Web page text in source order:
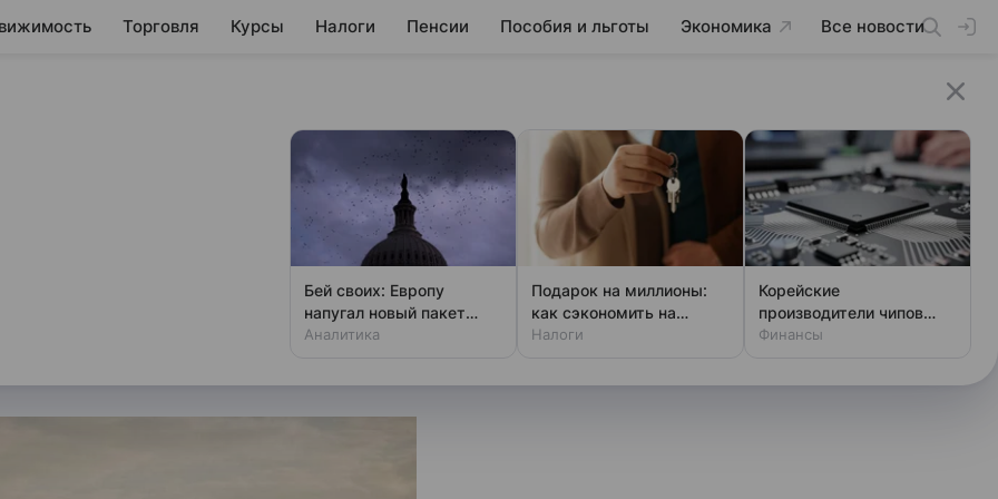
Торговля Курсы Налоги Пенсии Пособия и льготы Экономика Все новости
в Нью-Йорке
изменит маршрутную сеть
Бей своих: Европу
напугал новый пакет
«адских санкций» США
Аналитика
Подарок на миллионы:
как сэкономить на
налоге
Налоги
Корейские
производители чипов
тайно тестируют
Финансы